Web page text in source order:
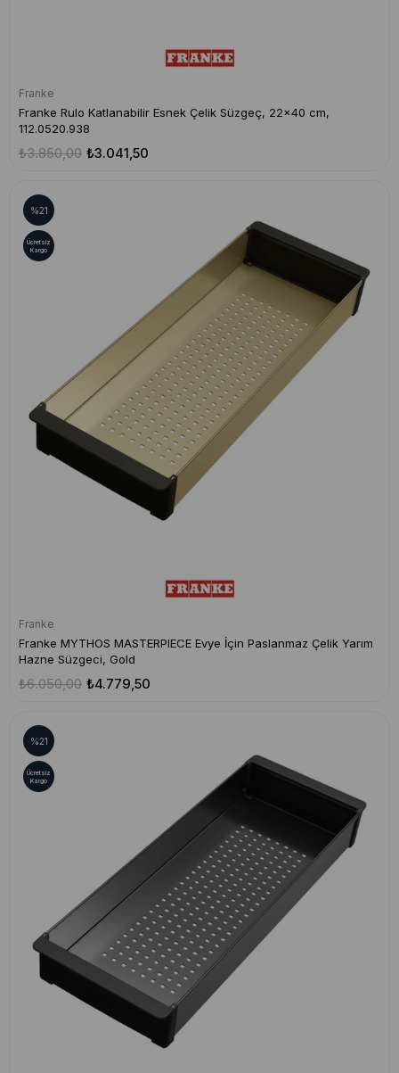
Franke
Franke Rulo Katlanabilir Esnek Çelik Süzgeç, 22x40 cm,
112.0520.938
₺3.041,50
₺3.850,00
Franke
Franke MYTHOS MASTERPIECE Evye İçin Paslanmaz Çelik Yarım
Hazne Süzgeci, Gold
₺4.779,50
₺6.050,00
%21
Ücretsiz
Kargo
%21
Ücretsiz
Kargo